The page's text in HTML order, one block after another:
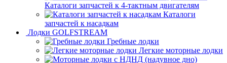
Каталоги запчастей к 4-тактным двигателям
Каталоги
запчастей к насадкам
Лодки GOLFSTREAM
Гребные лодки
Легкие моторные лодки